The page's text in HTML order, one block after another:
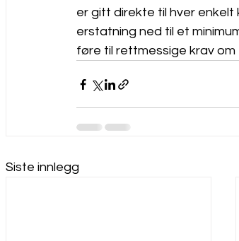
er gitt direkte til hver
erstatning ned til et
føre til rettmessige krav om
Siste innlegg